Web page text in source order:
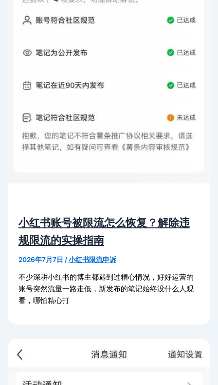
小红书账号被限流怎么恢复？解除违
规限流的实操指南
2026年7月7日 /小红书限流申诉
不少深耕小红书的博主都遇到过糟心情况，好好运营的
账号突然流量一路走低，新发布的笔记始终没什么人观
看，哪怕精心打